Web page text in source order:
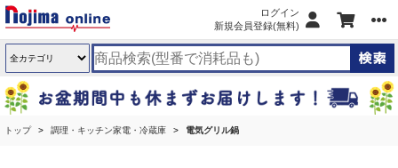
ログイン
新規会員登録(無料)
トップ 調理・キッチン家電・冷蔵庫 電気グリル鍋